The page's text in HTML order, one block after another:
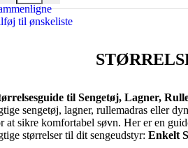
til ønskeliste
til Sengetøj, Lagner,
sengetøj, lagner, rullemadras eller
at sikre komfortabel søvn. Her er en
størrelser til dit sengeudstyr: Enkelt